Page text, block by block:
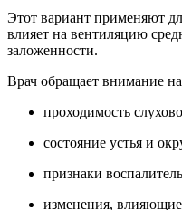
Этот вариант применяют
влияет на вентиляцию
заложенности.
Врач обращает внимание
проходимость
состояние устья и
признаки
изменения, влияющие